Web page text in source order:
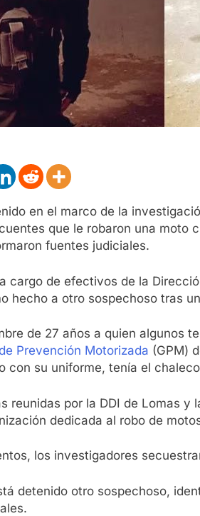
en el marco de la
que le robaron una moto
fuentes judiciales.
cargo de efectivos de la
hecho a otro sospechoso tras
de 27 años a quien algunos
Prevención Motorizada (GPM)
con su uniforme, tenía el
reunidas por la DDI de Lomas
dedicada al robo de
los investigadores
detenido otro sospechoso,